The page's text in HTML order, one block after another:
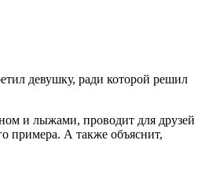
девушку, ради которой решил
и лыжами, проводит для друзей
примера. А также объяснит,